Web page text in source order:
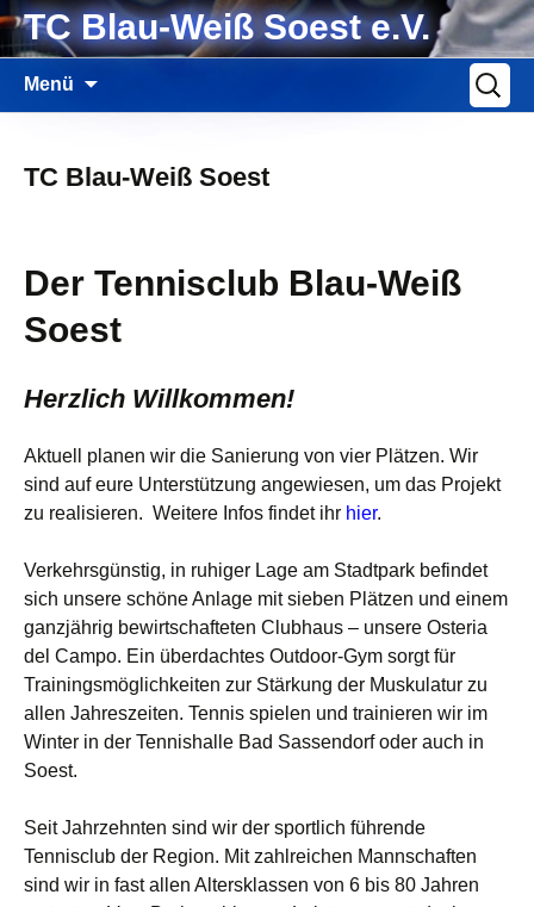
Zum
InhaltTC Blau-Weiß Soest e.V.
Menü
nach:
TC Blau-Weiß Soest
Der Tennisclub Blau-Weiß
Soest
Herzlich Willkommen!
Aktuell planen wir die Sanierung von vier Plätzen. Wir
sind auf eure Unterstützung angewiesen, um das Projekt
zu realisieren. Weitere Infos findet ihr hier.
Verkehrsgünstig, in ruhiger Lage am Stadtpark befindet
sich unsere schöne Anlage mit sieben Plätzen und einem
ganzjährig bewirtschafteten Clubhaus – unsere Osteria
del Campo. Ein überdachtes Outdoor-Gym sorgt für
Trainingsmöglichkeiten zur Stärkung der Muskulatur zu
allen Jahreszeiten. Tennis spielen und trainieren wir im
Winter in der Tennishalle Bad Sassendorf oder auch in
Soest.
Seit Jahrzehnten sind wir der sportlich führende
Tennisclub der Region. Mit zahlreichen Mannschaften
sind wir in fast allen Altersklassen von 6 bis 80 Jahren